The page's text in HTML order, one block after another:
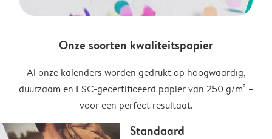
Onze soorten kwaliteitspapier
Al onze kalenders worden gedrukt op hoogwaardig,
duurzaam en FSC-gecertificeerd papier van 250 g/m² –
voor een perfect resultaat.
Standaard